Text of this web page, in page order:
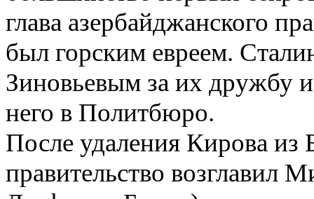
глава азербайджанского
был горским евреем.
Зиновьевым за их дружбу
него в Политбюро.
После удаления Кирова из
правительство возглавил